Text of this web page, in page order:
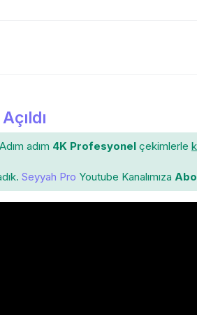
Adım adım 4K Profesyonel çekimlerle
Seyyah Pro Youtube Kanalımıza